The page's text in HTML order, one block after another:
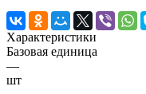
Характеристики
Базовая единица
—
шт